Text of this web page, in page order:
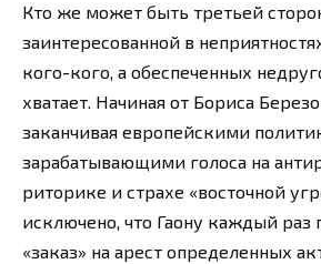
Кто же может быть третьей
заинтересованной в
кого-кого, а обеспеченных
хватает. Начиная от Бориса
заканчивая европейскими
зарабатывающими голоса на
риторике и страхе «восточной
исключено, что Гаону каждый раз
«заказ» на арест определенных